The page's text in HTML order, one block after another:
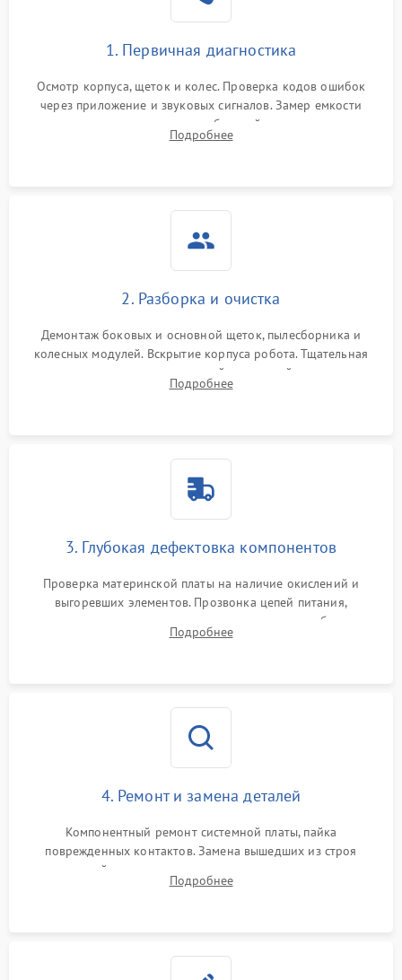
1. Первичная диагностика
Осмотр корпуса, щеток и колес. Проверка кодов ошибок
через приложение и звуковых сигналов. Замер емкости
аккумулятора и тестирование базовой станции зарядки.
Оценка работы лидара, бампера и датчиков падения для
Подробнее
2. Разборка и очистка
Демонтаж боковых и основной щеток, пылесборника и
колесных модулей. Вскрытие корпуса робота. Тщательная
очистка внутренних полостей, шестерней и плат от
скопившейся пыли, волос и шерсти животных с
Подробнее
3. Глубокая дефектовка компонентов
Проверка материнской платы на наличие окислений и
выгоревших элементов. Прозвонка цепей питания,
тестирование приводных моторов колес и турбины
всасывания. Оценка состояния оптических и инфракрасных
Подробнее
4. Ремонт и замена деталей
Компонентный ремонт системной платы, пайка
поврежденных контактов. Замена вышедших из строя
двигателей, изношенного аккумулятора, неисправного
лидара или помпы подачи воды. Восстановление шлейфов и
Подробнее